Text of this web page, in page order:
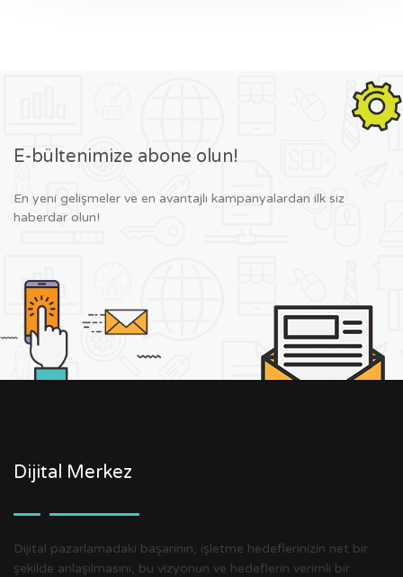
E-bültenimize abone olun!
En yeni gelişmeler ve en avantajlı kampanyalardan ilk siz
haberdar olun!
Dijital Merkez
Dijital pazarlamadaki başarının, işletme hedeflerinizin net bir
şekilde anlaşılmasını, bu vizyonun ve hedeflerin verimli bir